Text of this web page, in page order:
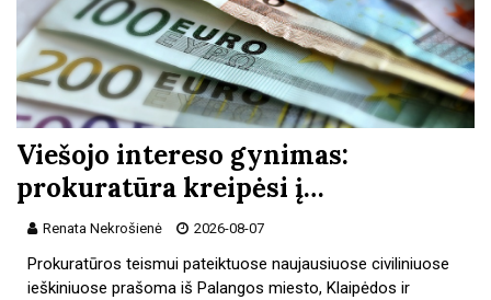
Viešojo intereso gynimas:
prokuratūra kreipėsi į…
Renata Nekrošienė 2026-08-07
Prokuratūros teismui pateiktuose naujausiuose civiliniuose
ieškiniuose prašoma iš Palangos miesto, Klaipėdos ir